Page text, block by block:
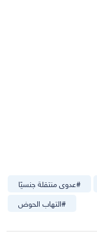
#عدوى منتقلة جنسيًا
#التهاب الحوض